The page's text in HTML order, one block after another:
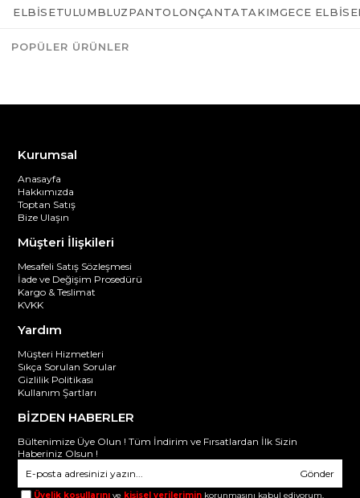
Kurumsal
Anasayfa
Hakkımızda
Toptan Satış
Bize Ulaşın
Müşteri İlişkileri
Mesafeli Satış Sözleşmesi
İade ve Değişim Prosedürü
Kargo & Teslimat
KVKK
Yardım
Müşteri Hizmetleri
Sıkça Sorulan Sorular
Gizlilik Politikası
Kullanım Şartları
BİZDEN HABERLER
Bültenimize Üye Olun ! Tüm İndirim ve Fırsatlardan İlk Sizin
Haberiniz Olsun !
Gönder
Üyelik koşullarını ve kişisel verilerimin korunmasını kabul ediyorum.
ELBISETULUMBLUZPANTOLONÇANTATAKIMGECE
POPÜLER ÜRÜNLER